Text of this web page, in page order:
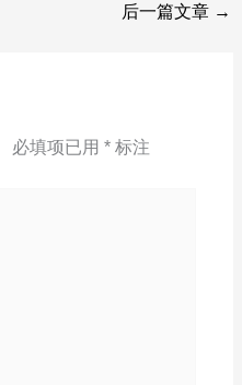
后一篇文章 →
必填项已用 *标注